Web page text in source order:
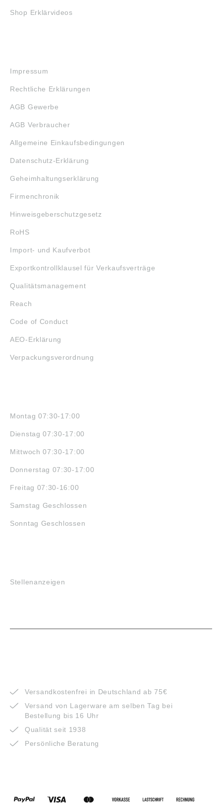
Shop Erklärvideos
Impressum
Rechtliche Erklärungen
AGB Gewerbe
AGB Verbraucher
Allgemeine Einkaufsbedingungen
Datenschutz-Erklärung
Geheimhaltungserklärung
Firmenchronik
Hinweisgeberschutzgesetz
RoHS
Import- und Kaufverbot
Exportkontrollklausel für Verkaufsverträge
Qualitätsmanagement
Reach
Code of Conduct
AEO-Erklärung
Verpackungsverordnung
Montag 07:30-17:00
Dienstag 07:30-17:00
Mittwoch 07:30-17:00
Donnerstag 07:30-17:00
Freitag 07:30-16:00
Samstag Geschlossen
Sonntag Geschlossen
Stellenanzeigen
Versandkostenfrei in Deutschland ab 75€
Versand von Lagerware am selben Tag bei
Bestellung bis 16 Uhr
Qualität seit 1938
Persönliche Beratung